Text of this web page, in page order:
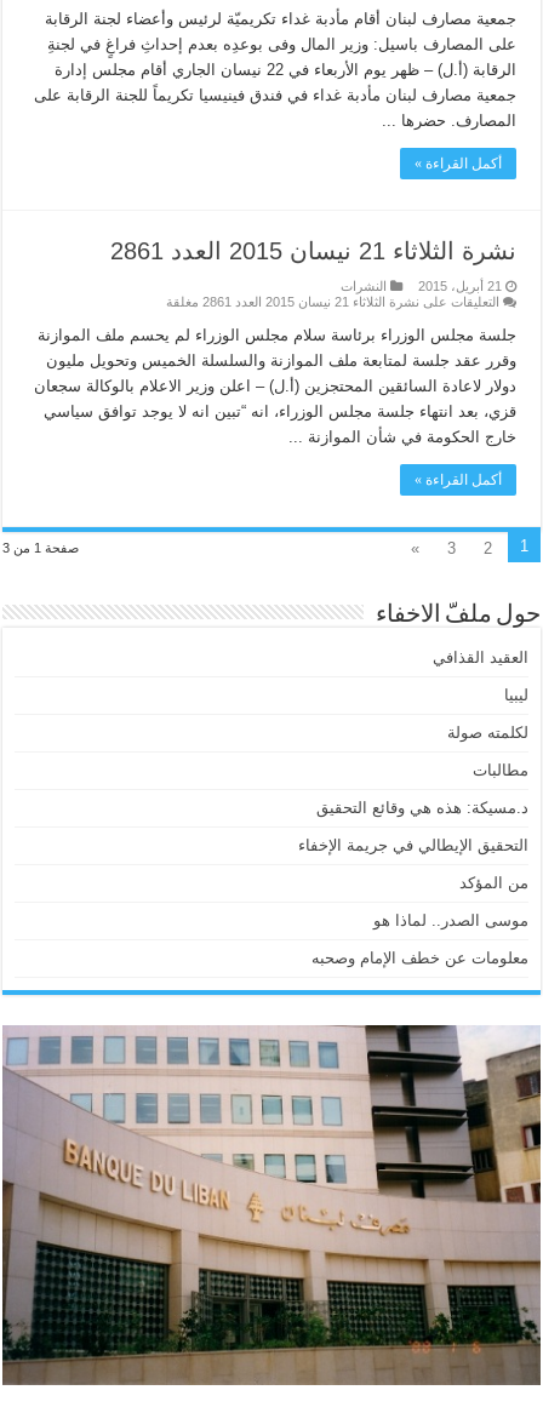
جمعية مصارف لبنان أقام مأدبة غداء تكريميّة لرئيس وأعضاء لجنة الرقابة
على المصارف باسيل: وزير المال وفى بوعدِه بعدم إحداثِ فراغٍ في لجنةِ
الرقابة (أ.ل) – ظهر يوم الأربعاء في 22 نيسان الجاري أقام مجلس إدارة
جمعية مصارف لبنان مأدبة غداء في فندق فينيسيا تكريماً للجنة الرقابة على
المصارف. حضرها ...
أكمل القراءة »
نشرة الثلاثاء 21 نيسان 2015 العدد 2861
21 أبريل، 2015
النشرات
التعليقات على نشرة الثلاثاء 21 نيسان 2015 العدد 2861 مغلقة
جلسة مجلس الوزراء برئاسة سلام مجلس الوزراء لم يحسم ملف الموازنة
وقرر عقد جلسة لمتابعة ملف الموازنة والسلسلة الخميس وتحويل مليون
دولار لاعادة السائقين المحتجزين (أ.ل) – اعلن وزير الاعلام بالوكالة سجعان
قزي، بعد انتهاء جلسة مجلس الوزراء، انه “تبين انه لا يوجد توافق سياسي
خارج الحكومة في شأن الموازنة ...
أكمل القراءة »
صفحة 1 من 3 1
2
3
»
حول ملفّ الاخفاء
العقيد القذافي
ليبيا
لكلمته صولة
مطالبات
د.مسيكة: هذه هي وقائع التحقيق
التحقيق الإيطالي في جريمة الإخفاء
من المؤكد
موسى الصدر.. لماذا هو
معلومات عن خطف الإمام وصحبه